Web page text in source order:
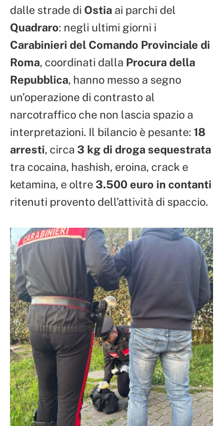
dalle strade di Ostia ai parchi del
Quadraro: negli ultimi giorni i
Carabinieri del Comando Provinciale di
Roma, coordinati dalla Procura della
Repubblica, hanno messo a segno
un’operazione di contrasto al
narcotraffico che non lascia spazio a
interpretazioni. Il bilancio è pesante: 18
arresti, circa 3 kg di droga sequestrata
tra cocaina, hashish, eroina, crack e
ketamina, e oltre 3.500 euro in contanti
ritenuti provento dell’attività di spaccio.